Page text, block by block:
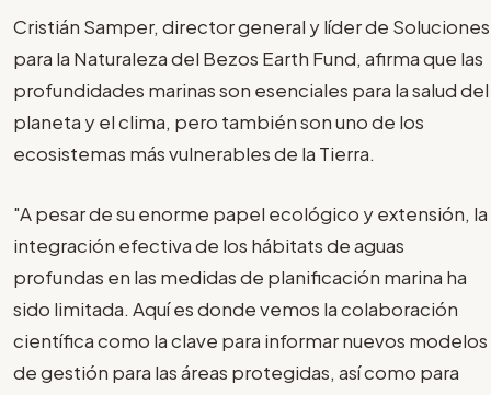
Cristián Samper, director general y líder de Soluciones
para la Naturaleza del Bezos Earth Fund, afirma que las
profundidades marinas son esenciales para la salud del
planeta y el clima, pero también son uno de los
ecosistemas más vulnerables de la Tierra.
"A pesar de su enorme papel ecológico y extensión, la
integración efectiva de los hábitats de aguas
profundas en las medidas de planificación marina ha
sido limitada. Aquí es donde vemos la colaboración
científica como la clave para informar nuevos modelos
de gestión para las áreas protegidas, así como para